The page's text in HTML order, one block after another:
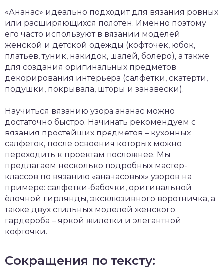
«Ананас» идеально подходит для вязания ровных
или расширяющихся полотен. Именно поэтому
его часто используют в вязании моделей
женской и детской одежды (кофточек, юбок,
платьев, туник, накидок, шалей, болеро), а также
для создания оригинальных предметов
декорирования интерьера (салфетки, скатерти,
подушки, покрывала, шторы и занавески).
Научиться вязанию узора ананас можно
достаточно быстро. Начинать рекомендуем с
вязания простейших предметов – кухонных
салфеток, после освоения которых можно
переходить к проектам посложнее. Мы
предлагаем несколько подробных мастер-
классов по вязанию «ананасовых» узоров на
примере: салфетки-бабочки, оригинальной
ёлочной гирлянды, эксклюзивного воротничка, а
также двух стильных моделей женского
гардероба – яркой жилетки и элегантной
кофточки.
Сокращения по тексту: